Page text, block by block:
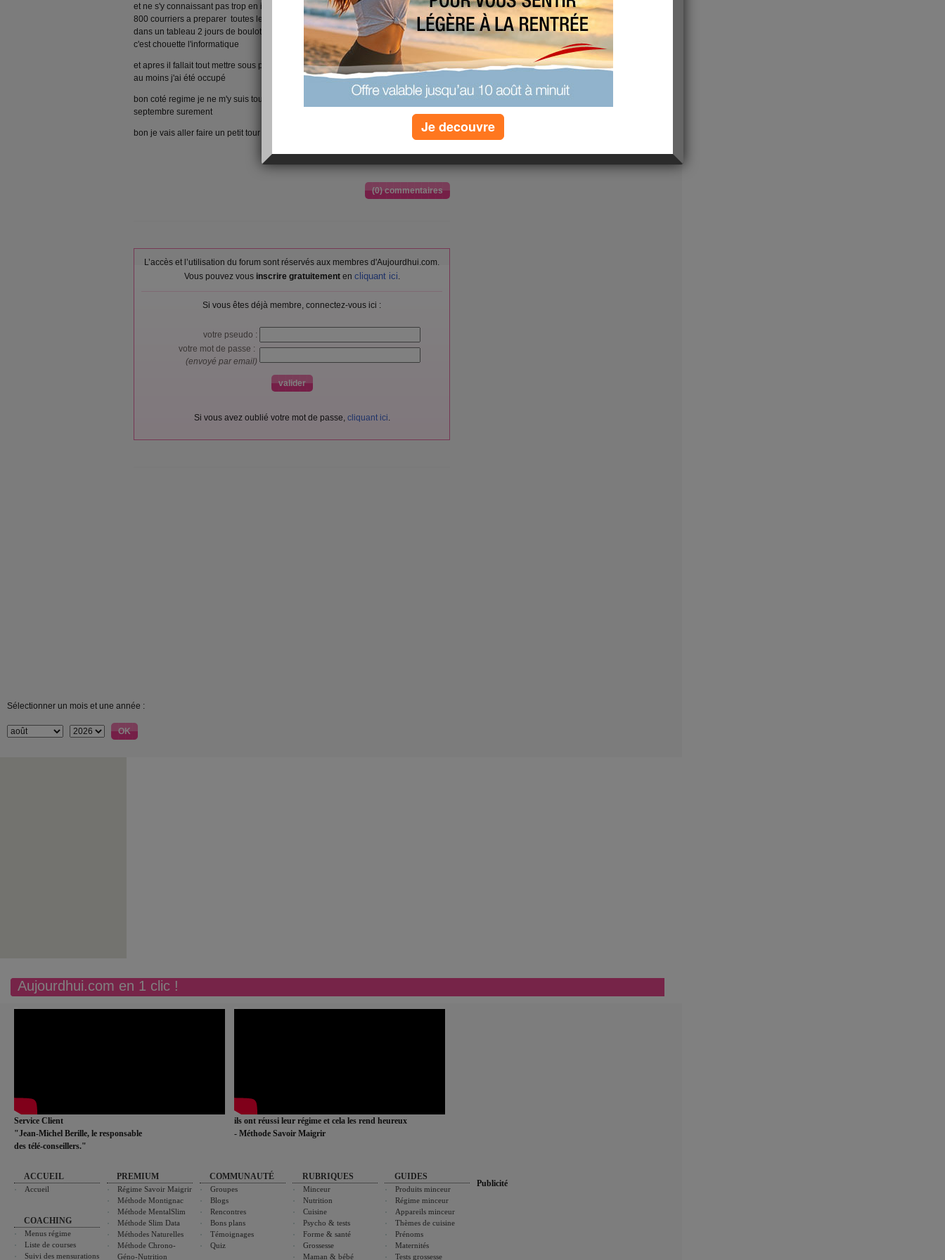
et ne s'y connaissant pas trop en info elle m'a demander de lui faire son mailing
800 courriers a preparer toutes les adresses et pleins d'autres variables à entrer
dans un tableau 2 jours de boulot et hop on appuis sur un bouton et tout s'imprime
c'est chouette l'informatique
et apres il fallait tout mettre sous pli et tout affranchir c'est pas du super boulot mais
au moins j'ai été occupé
bon coté regime je ne m'y suis toujours pas remise on verra ça plus tard en
septembre surement
bon je vais aller faire un petit tour sur vos blogs bonne fin de journée
(0) commentaires
L’accès et l’utilisation du forum sont réservés aux membres d'Aujourdhui.com.
Vous pouvez vous inscrire gratuitementen cliquant ici.
Si vous êtes déjà membre, connectez-vous ici :
votre pseudo :
votre mot de passe :
(envoyé par email)
Si vous avez oublié votre mot de passe, cliquant ici.
Sélectionner un mois et une année :
Aujourdhui.com en 1 clic !
Service Client
"Jean-Michel Berille, le responsable
des télé-conseillers."
ils ont réussi leur régime et cela les rend heureux
- Méthode Savoir Maigrir
ACCUEIL
Accueil
COACHING
Menus régime
Liste de courses
Suivi des mensurations
PREMIUM
Régime Savoir Maigrir
Méthode Montignac
Méthode MentalSlim
Méthode Slim Data
Méthodes Naturelles
Méthode Chrono-
Géno-Nutrition
COMMUNAUTÉ
Groupes
Blogs
Rencontres
Bons plans
Témoignages
Quiz
RUBRIQUES
Minceur
Nutrition
Cuisine
Psycho & tests
Forme & santé
Grossesse
Maman & bébé
GUIDES
Produits minceur
Régime minceur
Appareils minceur
Thèmes de cuisine
Prénoms
Maternités
Tests grossesse
Publicité
Je decouvre